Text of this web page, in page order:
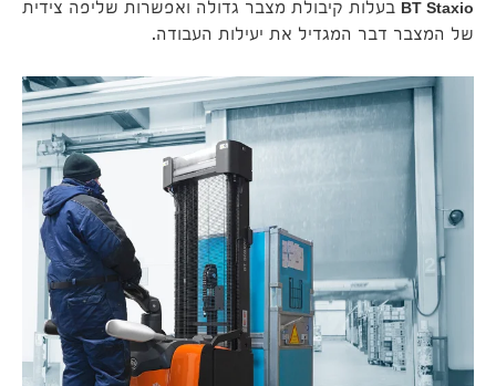
BT Staxio בעלות קיבולת מצבר גדולה ואפשרות שליפה צידית
של המצבר דבר המגדיל את יעילות העבודה.